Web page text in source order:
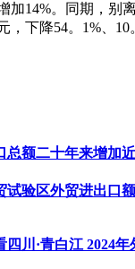
加14%。同期，别
，下降54。1%、10
总额二十年来增加
试验区外贸进出口
川·青白江 2024年